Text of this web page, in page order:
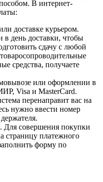
В интернет-
доставке курьером.
в день доставки, чтобы
сдачу с любой
средства, получаете
или оформлении в
Visa и MasterCard.
перенаправит вас на
нужно ввести номер
Для совершения покупки
страницу платежного
форму по